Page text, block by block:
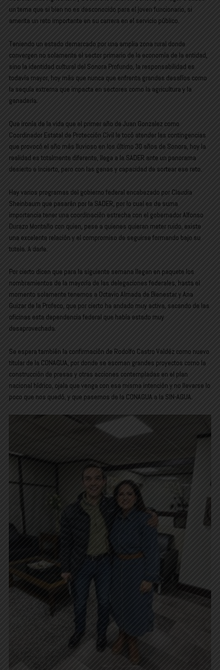
un tema que si bien no es desconocido para el joven funcionario, si
amerita un reto importante en su carrera en el servicio público.
Teniendo un estado demarcado por una amplia zona rural donde
convergen no solamente el sector primario de la economía de la entidad,
sino la identidad cultural del Sonora Profundo, la responsabilidad es
todavía mayor, hoy más que nunca que enfrenta grandes desafíos como
la sequía extrema que impacta en sectores como la agricultura y la
ganadería.
Que ironía de la vida que el primer año de Juan Gonzalez como
Coordinador Estatal de Protección Civil le tocó atender las contingencias
que provocó el año más lluvioso en los último 30 años de Sonora, hoy la
realidad es totalmente diferente, llega a la SADER ante un panorama
desierto e incierto, pero con las ganas y capacidad de sortear ese reto.
Hay varios programas del gobierno federal encabezado por Claudia
Sheinbaum que pasarán por la SADER, por lo cual es de suma
importancia tener una coordinación estrecha con el gobernador Alfonso
Durazo Montaño con quien, pese a quienes quieran meter ruido, existe
una excelente relación y el compromiso de seguirse formando bajo su
tutela. A darle.
Por cierto dicen que para la siguiente semana llegan en paquete los
nombramientos de la mayoría de las delegaciones federales, hasta el
momento solamente tenemos a Octavio Almada de Bienestar y Ana
Guizar de la Profeco, que por cierto ha andado muy activa, sacando de las
oficinas esta dependencia federal que había estado muy
desaprovechada.
Se espera también la confirmación de Rodolfo Castro Valdéz como nuevo
titular de la CONAGUA, por donde se asoman grandes proyectos como la
construcción de presas y otras acciones contempladas en el plan
nacional hídrico, ojala que venga con esa misma intención y no llevarse lo
poco que nos quedó, y que pasemos de la CONAGUA a la SIN-AGUA.